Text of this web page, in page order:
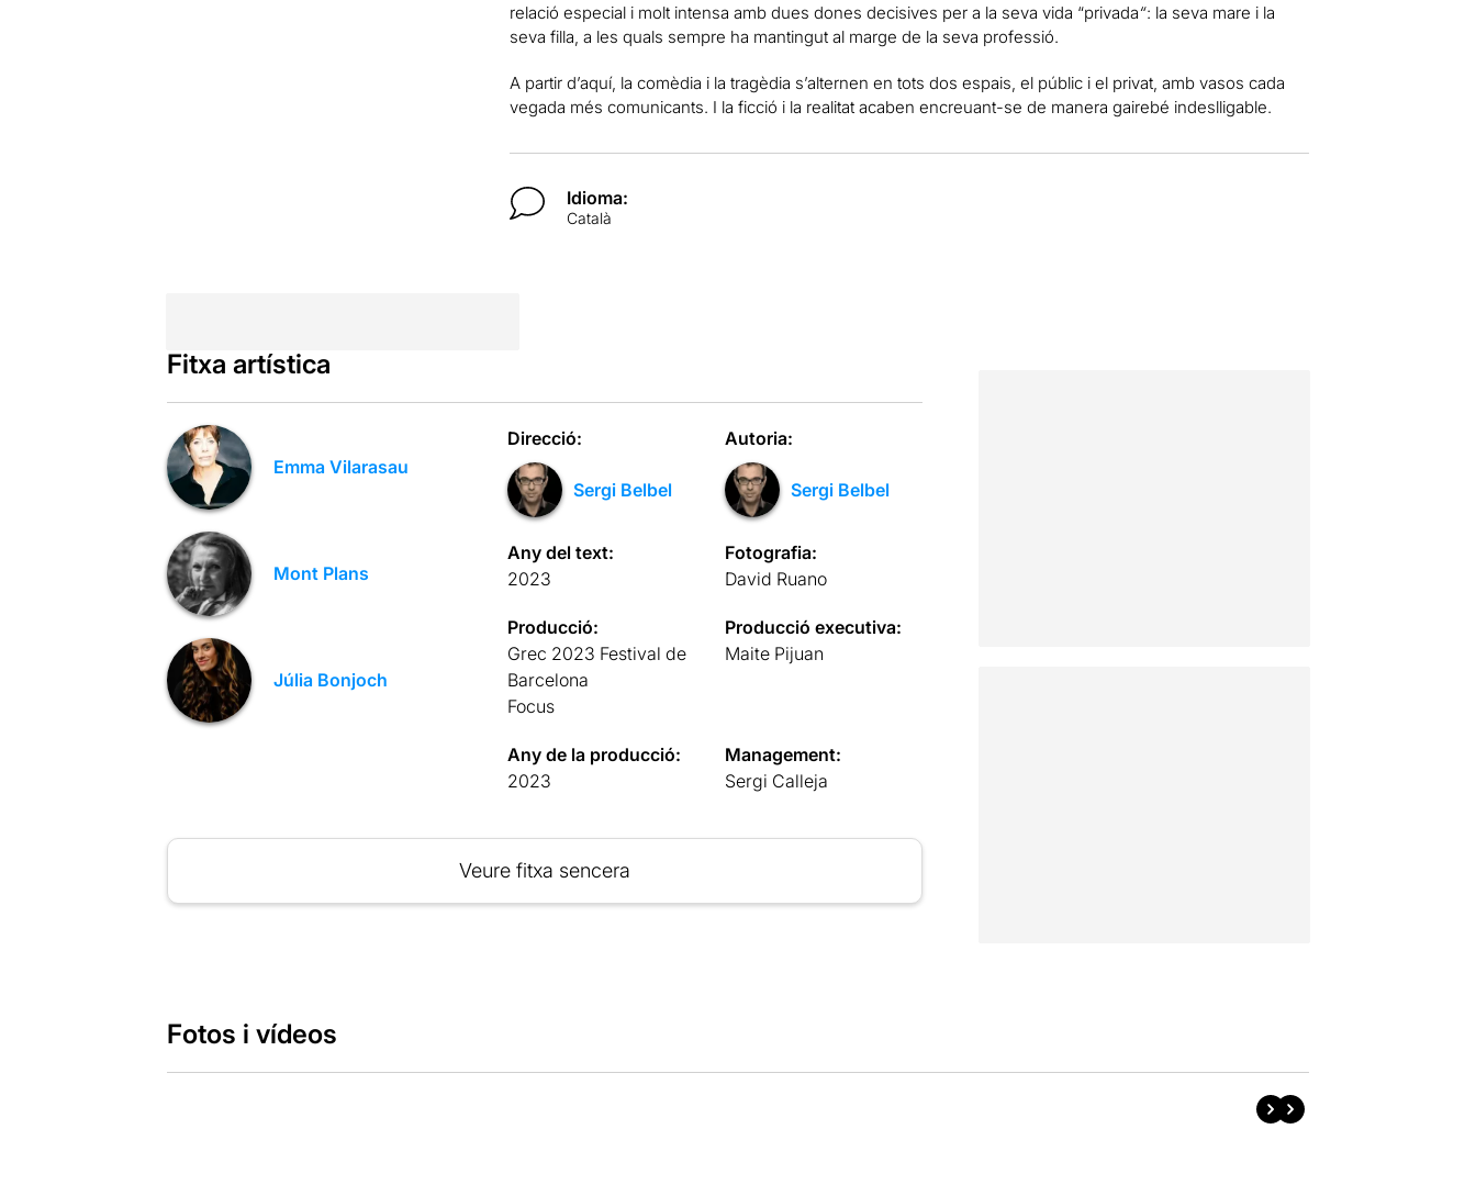
relació especial i molt intensa amb dues dones decisives per a la seva vida “privada“: la seva mare i la
seva filla, a les quals sempre ha mantingut al marge de la seva professió.
A partir d’aquí, la comèdia i la tragèdia s’alternen en tots dos espais, el públic i el privat, amb vasos cada
vegada més comunicants. I la ficció i la realitat acaben encreuant-se de manera gairebé indeslligable.
Idioma:
Català
Fitxa artística
Emma Vilarasau
Mont Plans
Júlia Bonjoch
Direcció:
Sergi Belbel
Autoria:
Sergi Belbel
Any del text:
2023
Fotografia:
David Ruano
Producció:
Grec 2023 Festival de
Barcelona
Focus
Producció executiva:
Maite Pijuan
Any de la producció:
2023
Management:
Sergi Calleja
Veure fitxa sencera
Fotos i vídeos